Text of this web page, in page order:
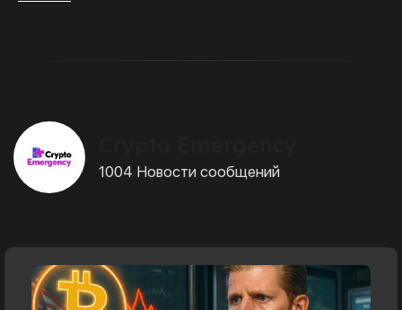
1004 Новости сообщений